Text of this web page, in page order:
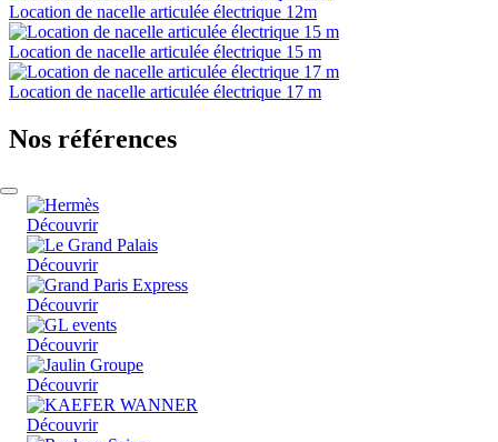
Location de nacelle articulée électrique 12m
Location de nacelle articulée électrique 15 m
Location de nacelle articulée électrique 17 m
Nos références
Découvrir
Découvrir
Découvrir
Découvrir
Découvrir
Découvrir